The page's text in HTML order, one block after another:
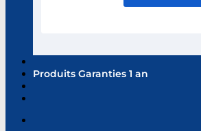
Produits Garanties 1 an